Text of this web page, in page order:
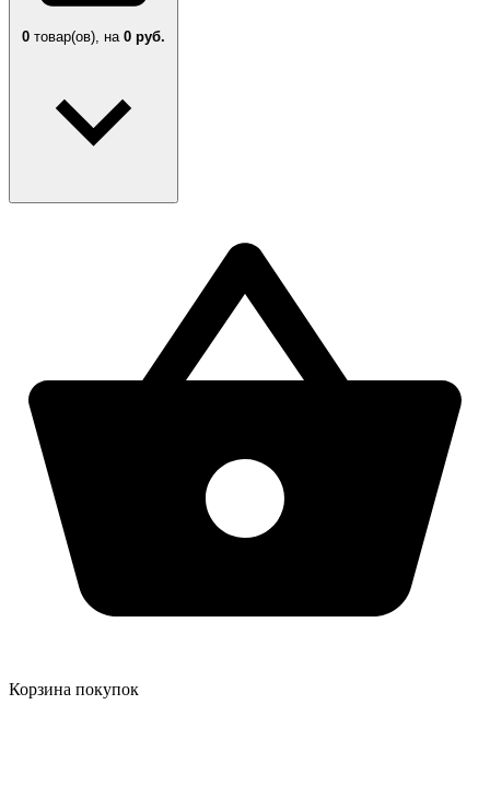
0 товар(ов), на 0 руб.
Корзина покупок